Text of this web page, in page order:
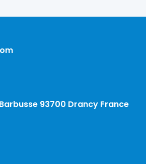
93700 Drancy France